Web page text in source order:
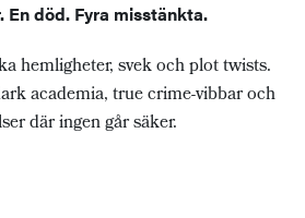
En död. Fyra misstänkta.
hemligheter, svek och plot twists.
academia, true crime-vibbar och
där ingen går säker.